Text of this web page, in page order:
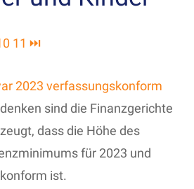
11 ⏭
2023 verfassungskonform
sind die Finanzgerichte
dass die Höhe des
für 2023 und
ist.